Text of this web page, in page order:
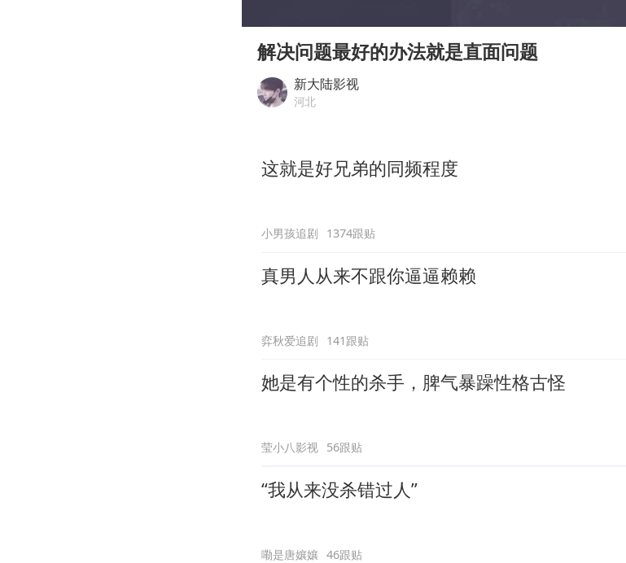
胡彦斌获《歌手2026》歌王
秋天的第一杯奶茶到底有多火
东航：国内客票提前14天免费退改
解决问题最好的办法就是直面问题
新大陆影视
河北
这就是好兄弟的同频程度
小男孩追剧 1374跟贴
真男人从来不跟你逼逼赖赖
弈秋爱追剧 141跟贴
她是有个性的杀手，脾气暴躁性格古怪
莹小八影视 56跟贴
“我从来没杀错过人”
嘞是唐孃孃 46跟贴